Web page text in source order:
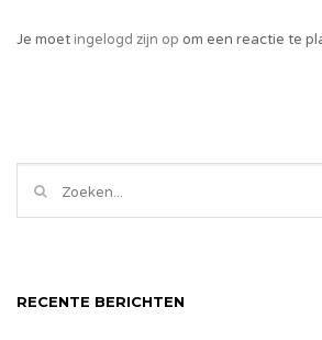
Je moetingelogd zijn op om een reactie te
RECENTE BERICHTEN